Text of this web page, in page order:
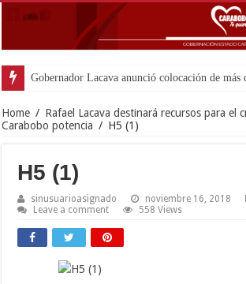
Home / Rafael Lacava destinará recursos para el
Carabobo potencia / H5 (1)
H5 (1)
sinusuarioasignado
noviembre 16, 2018
Leave a comment
558 Views